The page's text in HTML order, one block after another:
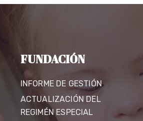
FUNDACIÓN
INFORME DE GESTIÓN
ACTUALIZACIÓN DEL
REGIMÉN ESPECIAL